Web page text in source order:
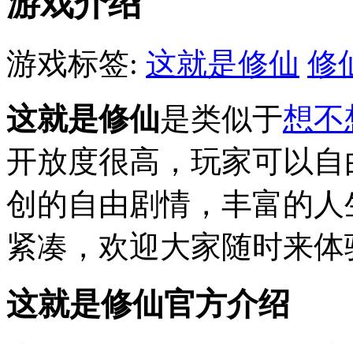
游戏标签: 这就是修仙 修
这就是修仙是类似于想不
开放度很高，玩家可以
创的自由剧情，丰富的
紧凑，欢迎大家随时来
这就是修仙官方介绍